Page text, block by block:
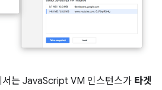
서는 JavaScript VM 인스턴스가 타겟